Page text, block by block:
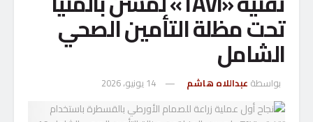
تحت مظلة التأمين الصحي
الشامل
بواسطة عبداللاه هاشم 14 يونيو، 2026